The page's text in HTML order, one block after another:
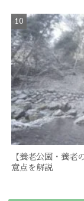
【養老公園・養老
意点を解説